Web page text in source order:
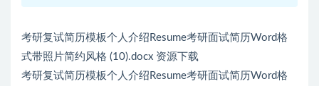
考研复试简历模板个人介绍Resume考研面试简历Word格
式带照片简约风格 (10).docx 资源下载
考研复试简历模板个人介绍Resume考研面试简历Word格